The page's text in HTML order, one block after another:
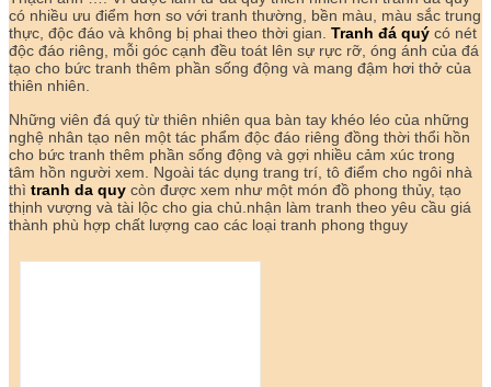
có nhiều ưu điểm hơn so với tranh thường, bền màu, màu sắc trung
thực, độc đáo và không bị phai theo thời gian. Tranh đá quý có nét
độc đáo riêng, mỗi góc cạnh đều toát lên sự rực rỡ, óng ánh của đá
tạo cho bức tranh thêm phần sống động và mang đậm hơi thở của
thiên nhiên.
Những viên đá quý từ thiên nhiên qua bàn tay khéo léo của những
nghệ nhân tạo nên một tác phẩm độc đáo riêng đồng thời thổi hồn
cho bức tranh thêm phần sống động và gợi nhiều cảm xúc trong
tâm hồn người xem. Ngoài tác dụng trang trí, tô điểm cho ngôi nhà
thì tranh da quy còn được xem như một món đồ phong thủy, tạo
thịnh vượng và tài lộc cho gia chủ.nhận làm tranh theo yêu cầu giá
thành phù hợp chất lượng cao các loại tranh phong thguy